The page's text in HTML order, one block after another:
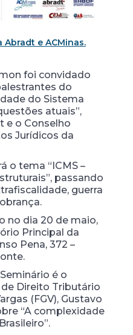
e ACMinas.
foi convidado
do
do Sistema
atuais”,
e o Conselho
Jurídicos da
o tema “ICMS –
passando
guerra
no dia 20 de maio,
Principal da
Pena, 372 –
é o
Direito Tributário
(FGV), Gustavo
“A complexidade